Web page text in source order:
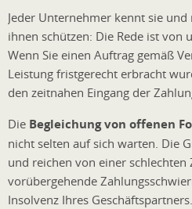
Jeder Unternehmer kennt sie
ihnen schützen: Die Rede ist von
Wenn Sie einen Auftrag gemäß
Leistung fristgerecht erbracht
den zeitnahen Eingang der
Die Begleichung von offenen
nicht selten auf sich warten. Die
und reichen von einer
vorübergehende
Insolvenz Ihres